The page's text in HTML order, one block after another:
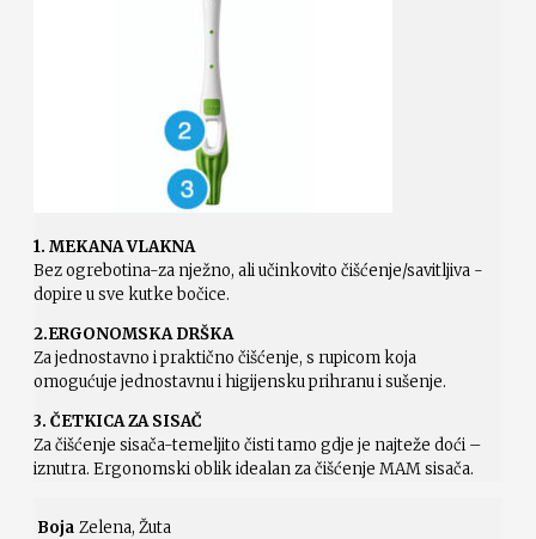
1. MEKANA VLAKNA
Bez ogrebotina-za nježno, ali učinkovito čišćenje/savitljiva -
dopire u sve kutke bočice.
2.ERGONOMSKA DRŠKA
Za jednostavno i praktično čišćenje, s rupicom koja
omogućuje jednostavnu i higijensku prihranu i sušenje.
3. ČETKICA ZA SISAČ
Za čišćenje sisača-temeljito čisti tamo gdje je najteže doći –
iznutra. Ergonomski oblik idealan za čišćenje MAM sisača.
Boja Zelena, Žuta